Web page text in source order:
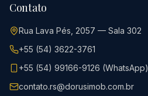
Contato
Rua Lava Pés, 2057 — Sala 302
+55 (54) 3622-3761
+55 (54) 99166-9126 (WhatsApp)
contato.rs@dorusimob.com.br